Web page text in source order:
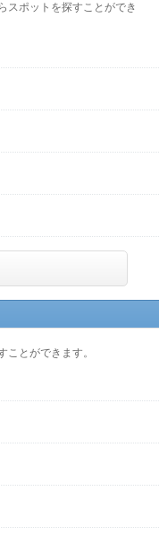
スポットを探すことができ
とができます。